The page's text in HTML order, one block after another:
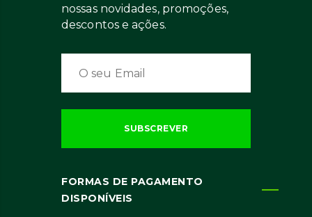
nossas novidades, promoções,
descontos e ações.
FORMAS DE PAGAMENTO
DISPONÍVEIS